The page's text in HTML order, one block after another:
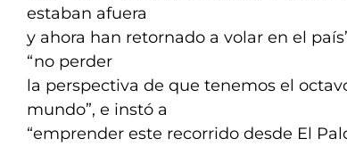
estaban afuera
y ahora han retornado a volar en el
“no perder
la perspectiva de que tenemos el
mundo”, e instó a
“emprender este recorrido desde El